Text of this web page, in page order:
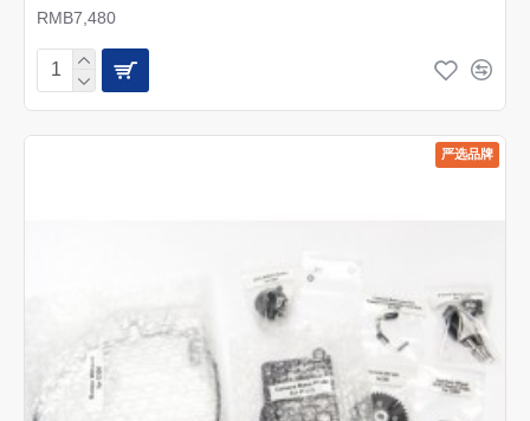
RMB7,480
严选品牌